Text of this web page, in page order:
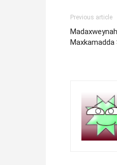
Previous article
Maxkamadda